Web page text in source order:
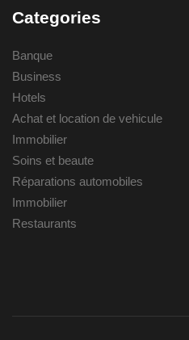
Categories
Banque
Business
Hotels
Achat et location de vehicule
Immobilier
Soins et beaute
Réparations automobiles
Immobilier
Restaurants